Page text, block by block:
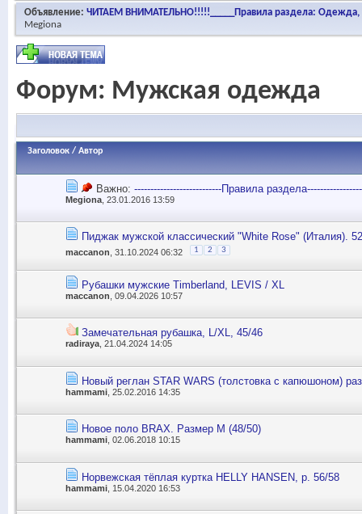
Объявление: ЧИТАЕМ ВНИМАТЕЛЬНО!!!!!_____Правила раздела: Одежда,
Megiona
Форум: Мужская одежда
Заголовок / Автор
Важно: ---------------------------Правила
Megiona , 23.01.2016 13:59
Пиджак мужской классический "White Rose" (Италия).
maccanon , 31.10.2024 06:32 1 2 3
Рубашки мужские Timberland, LEVIS / XL
maccanon , 09.04.2026 10:57
Замечательная рубашка, L/XL, 45/46
radiraya, 21.04.2024 14:05
Новый реглан STAR WARS (толстовка с капюшоном)
hammami , 25.02.2016 14:35
Новое поло BRAX. Размер М (48/50)
hammami , 02.06.2018 10:15
Норвежская тёплая куртка HELLY HANSEN, р. 56/58
hammami , 15.04.2020 16:53